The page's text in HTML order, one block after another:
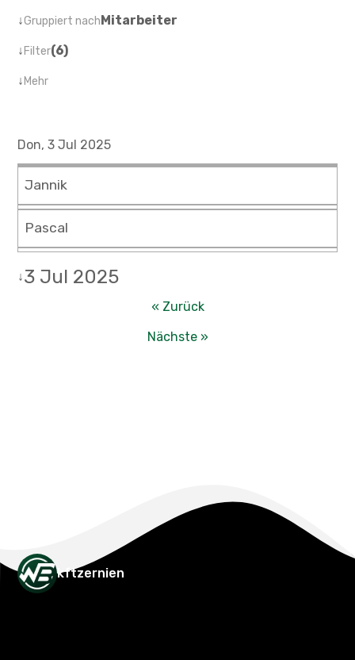
↓Gruppiert nachMitarbeiter
↓Filter(6)
↓Mehr
Don, 3 Jul 2025
Jannik
Pascal
↓3 Jul 2025
« Zurück
Nächste »
kftzernien